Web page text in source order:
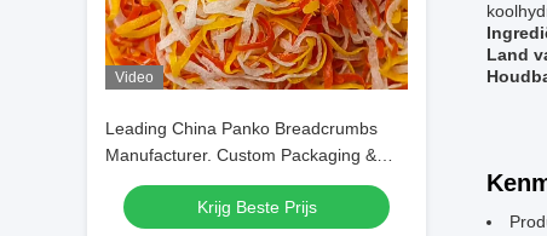
Video
Leading China Panko Breadcrumbs
Manufacturer. Custom Packaging &
OEM Productie
Krijg Beste Prijs
Land